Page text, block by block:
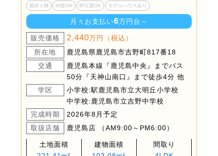
最終１棟 内覧OK 即引渡OK モデルハウスあり
月々お支払い6万円台～
販売価格 2,440万円（税込）
所在地
鹿児島県鹿児島市吉野町817番18
交通
鹿児島本線『鹿児島中央』までバス
50分『天神山南口』まで徒歩4分 他
学区
小学校:駅鹿児島市立大明丘小学校
中学校:鹿児島市立吉野中学校
完成時期
2026年8月予定
取扱店舗
鹿児島店 （AM9:00～PM6:00）
土地面積
建物面積
間取り